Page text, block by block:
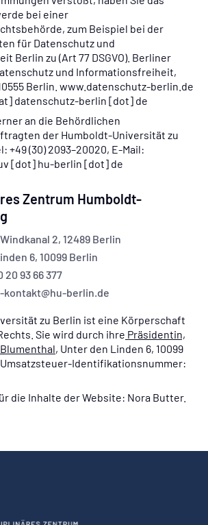
bei einer
zum Beispiel bei der
für Datenschutz und
Berlin zu (Art 77 DSGVO). Berliner
und Informationsfreiheit,
Berlin. www.datenschutz-berlin.de
datenschutz-berlin [dot] de
an die Behördlichen
der Humboldt-Universität zu
+49 (30) 2093–20020, E‑Mail:
[dot] hu-berlin [dot] de
Zentrum Humboldt-
2, 12489 Berlin
6, 10099 Berlin
20 93 66 377
berlin.de
zu Berlin ist eine Körperschaft
Sie wird durch ihre Präsidentin,
, Unter den Linden 6, 10099
Identifikationsnummer:
die Inhalte der Website: Nora Butter.